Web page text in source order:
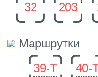
32 203
Маршрутки
39-Т
40-